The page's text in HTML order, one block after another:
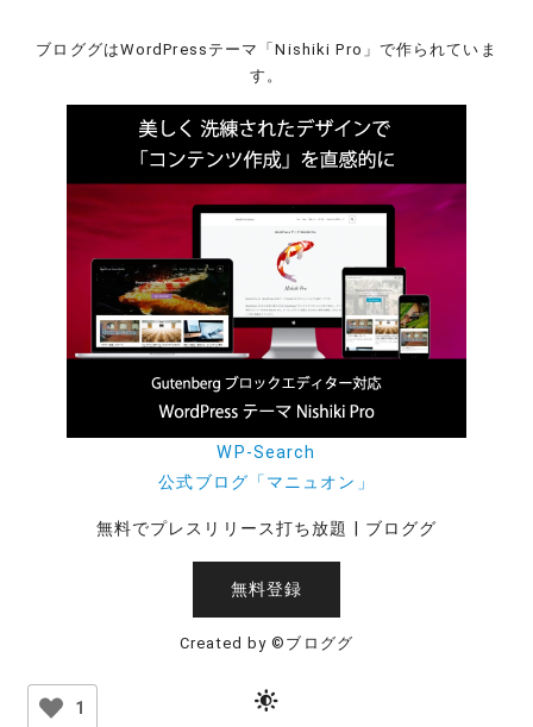
1
ブロググはWordPressテーマ「Nishiki Pro」で作られていま
す。
WP-Search
公式ブログ「マニュオン」
無料でプレスリリース打ち放題 | ブロググ
無料登録
Created by ©ブロググ